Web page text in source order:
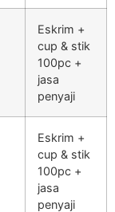
Eskrim +
cup & stik
100pc +
jasa
penyaji
Eskrim +
cup & stik
100pc +
jasa
penyaji